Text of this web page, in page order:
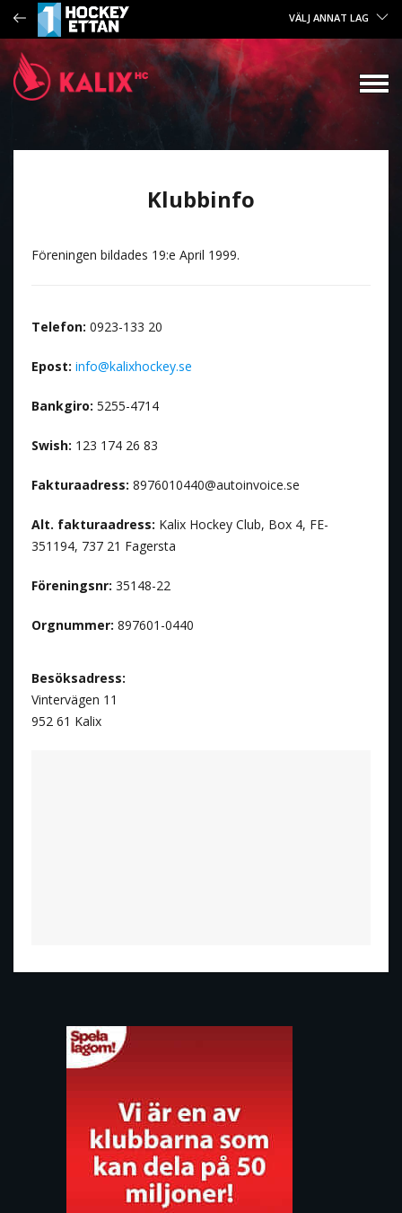
VÄLJ ANNAT LAG
Klubbinfo
Föreningen bildades 19:e April 1999.
Telefon: 0923-133 20
Epost: info@kalixhockey.se
Bankgiro: 5255-4714
Swish: 123 174 26 83
Fakturaadress: 8976010440@autoinvoice.se
Alt. fakturaadress: Kalix Hockey Club, Box 4, FE-
351194, 737 21 Fagersta
Föreningsnr: 35148-22
Orgnummer: 897601-0440
Besöksadress:
Vintervägen 11
952 61 Kalix